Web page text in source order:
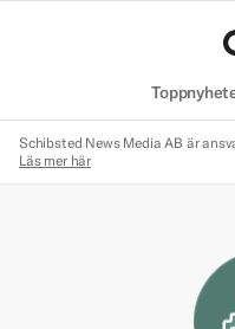
Schibsted News Media AB är
Läs mer här